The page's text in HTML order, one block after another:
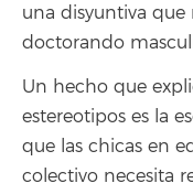
una disyuntiva que
doctorando
Un hecho que
estereotipos es la
que las chicas en
colectivo necesita